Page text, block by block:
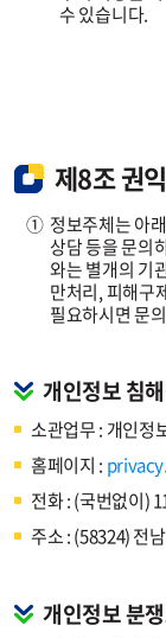
수 있습니다.
제8조 권
① 정보주체는 아
상담 등을 문의
와는 별개의 기
만처리, 피해구
필요하시면 문
개인정보 침
소관업무 : 개인정
홈페이지 :
전화 : (국번없이)
주소 : (58324) 전
개인정보 분